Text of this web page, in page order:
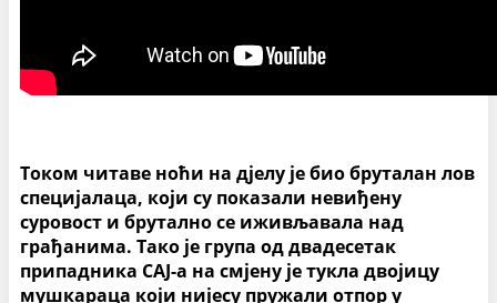
Током читаве ноћи на дјелу је био бруталан лов
специјалаца, који су показали невиђену
суровост и брутално се иживљавала над
грађанима. Тако је група од двадесетак
припадника САЈ-а на смјену је тукла двојицу
мушкараца који нијесу пружали отпор у